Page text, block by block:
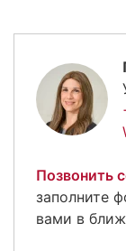
Позвонить
заполните
вами в